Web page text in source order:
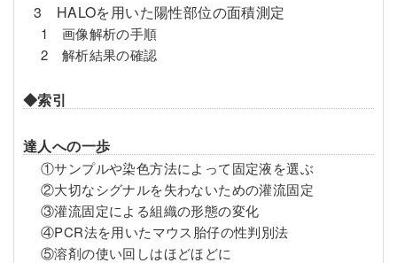
3 HALOを用いた陽性部位の面積測定
1 画像解析の手順
2 解析結果の確認
◆索引
達人への一歩
①サンプルや染色方法によって固定液を選ぶ
②大切なシグナルを失わないための灌流固定
③灌流固定による組織の形態の変化
④PCR法を用いたマウス胎仔の性判別法
⑤溶剤の使い回しはほどほどに